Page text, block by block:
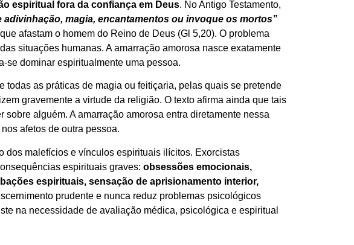
espiritual fora da confiança em Deus. No Antigo Testamento,
adivinhação, magia, encantamentos ou invoque os mortos”
afastam o homem do Reino de Deus (Gl 5,20). O problema
situações humanas. A amarração amorosa nasce exatamente
se dominar espiritualmente uma pessoa.
todas as práticas de magia ou feitiçaria, pelas quais se pretende
gravemente a virtude da religião. O texto afirma ainda que tais
alguém. A amarração amorosa entra diretamente nessa
afetos de outra pessoa.
dos malefícios e vínculos espirituais ilícitos. Exorcistas
espirituais graves: obsessões emocionais,
espirituais, sensação de aprisionamento interior,
prudente e nunca reduz problemas psicológicos
na necessidade de avaliação médica, psicológica e espiritual